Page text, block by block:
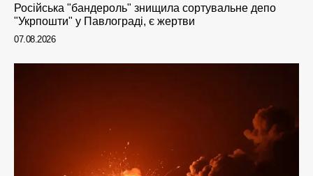
Російська "бандероль" знищила сортувальне депо
"Укрпошти" у Павлограді, є жертви
07.08.2026